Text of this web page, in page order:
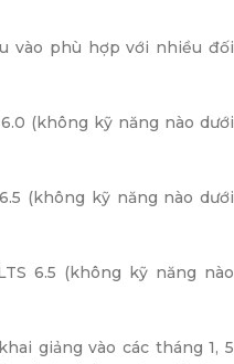
vào phù hợp với nhiều đối
(không kỹ năng nào dưới
(không kỹ năng nào dưới
6.5 (không kỹ năng nào
giảng vào các tháng 1, 5